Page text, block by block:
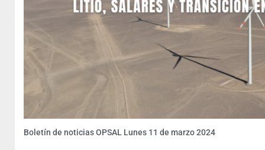
Boletín de noticias OPSAL Lunes 11 de marzo 2024